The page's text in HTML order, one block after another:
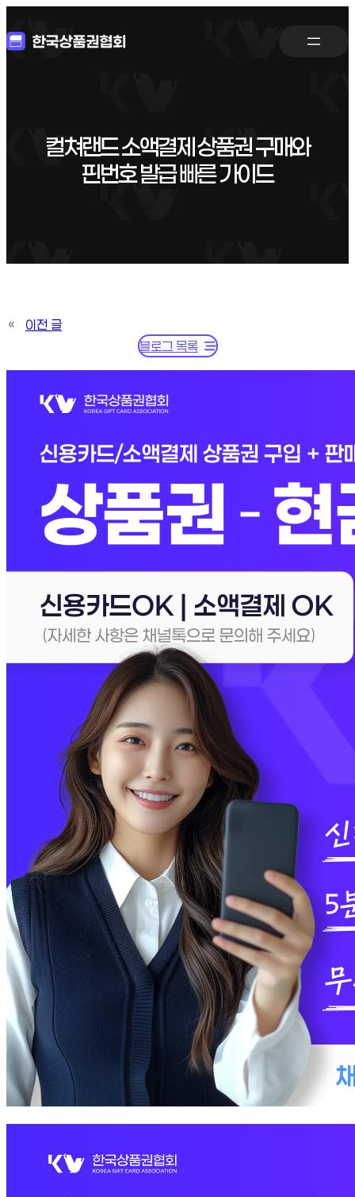
컬쳐랜드 소액결제 상품권 구매와
핀번호 발급 빠른 가이드
«
이전 글
블로그 목록